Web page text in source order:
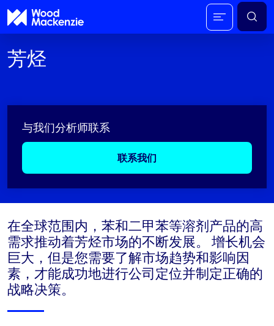
芳烃
与我们分析师联系
联系我们
在全球范围内，苯和二甲苯等溶剂产品的高
需求推动着芳烃市场的不断发展。 增长机会
巨大，但是您需要了解市场趋势和影响因
素，才能成功地进行公司定位并制定正确的
战略决策。